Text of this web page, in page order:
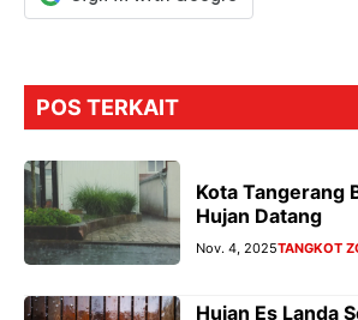
POS TERKAIT
Kota Tangerang
Hujan Datang
Nov. 4, 2025TANGKOT
Hujan Es Landa